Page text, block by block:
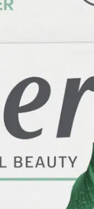
tuotekuva